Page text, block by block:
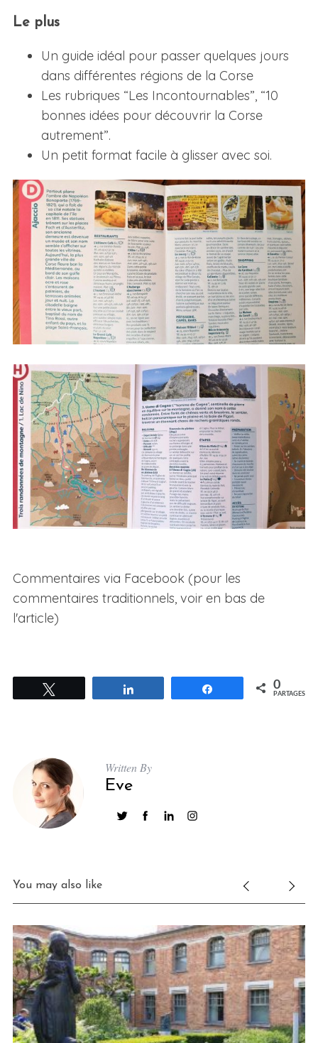
Le plus
Un guide idéal pour passer quelques jours
dans différentes régions de la Corse
Les rubriques “Les Incontournables”, “10
bonnes idées pour découvrir la Corse
autrement”.
Un petit format facile à glisser avec soi.
Commentaires via Facebook (pour les
commentaires traditionnels, voir en bas de
l'article)
Partagez 0
PARTAGES
Written By
Eve
You may also like